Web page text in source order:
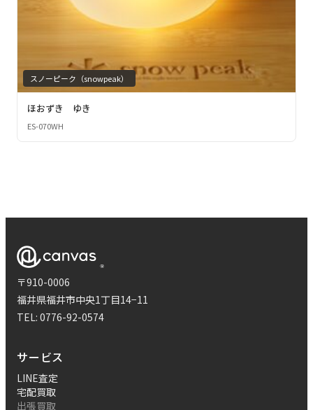
スノーピーク（snowpeak）
ほおずき ゆき
ES-070WH
〒910-0006
福井県福井市中央1丁目14−11
TEL: 0776-92-0574
サービス
LINE査定
宅配買取
出張買取